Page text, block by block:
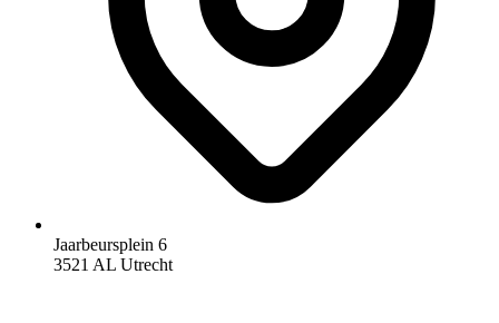
Jaarbeursplein 6
3521 AL Utrecht